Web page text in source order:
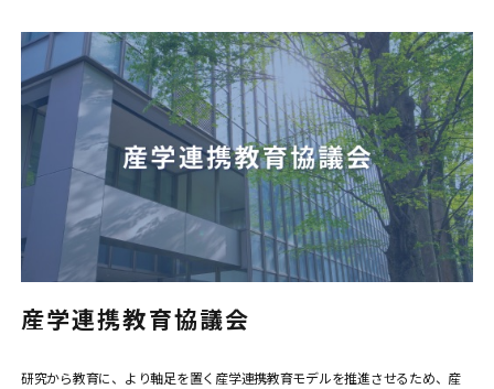
産学連携教育協議会
研究から教育に、より軸足を置く産学連携教育モデルを推進させるため、産